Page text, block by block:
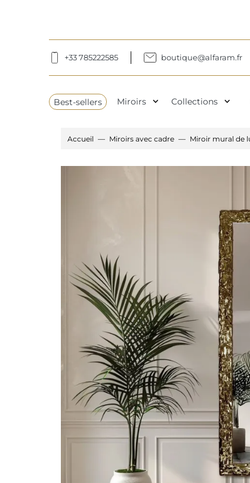
+33 785222585 boutique@alfaram.fr
Best-sellers Miroirs expand_more Collections expand_more
Accueil Miroirs avec cadre Miroir mural de